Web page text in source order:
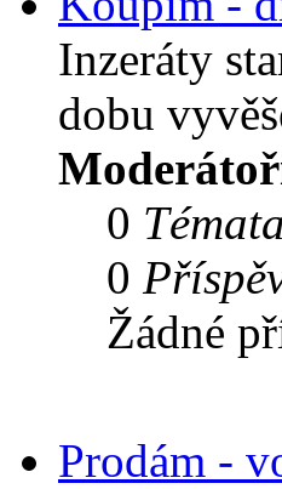
Inzeráty
dobu
0 Témata
0
Žádné
Prodám -